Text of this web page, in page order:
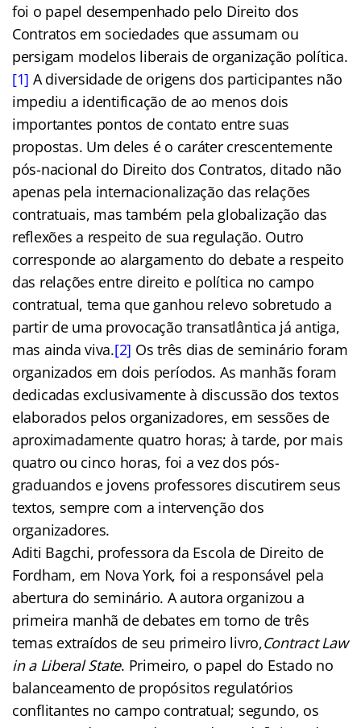
foi o papel desempenhado pelo Direito dos
Contratos em sociedades que assumam ou
persigam modelos liberais de organização política.
[1] A diversidade de origens dos participantes não
impediu a identificação de ao menos dois
importantes pontos de contato entre suas
propostas. Um deles é o caráter crescentemente
pós-nacional do Direito dos Contratos, ditado não
apenas pela internacionalização das relações
contratuais, mas também pela globalização das
reflexões a respeito de sua regulação. Outro
corresponde ao alargamento do debate a respeito
das relações entre direito e política no campo
contratual, tema que ganhou relevo sobretudo a
partir de uma provocação transatlântica já antiga,
mas ainda viva.[2] Os três dias de seminário foram
organizados em dois períodos. As manhãs foram
dedicadas exclusivamente à discussão dos textos
elaborados pelos organizadores, em sessões de
aproximadamente quatro horas; à tarde, por mais
quatro ou cinco horas, foi a vez dos pós-
graduandos e jovens professores discutirem seus
textos, sempre com a intervenção dos
organizadores.
Aditi Bagchi, professora da Escola de Direito de
Fordham, em Nova York, foi a responsável pela
abertura do seminário. A autora organizou a
primeira manhã de debates em torno de três
temas extraídos de seu primeiro livro,Contract Law
in a Liberal State. Primeiro, o papel do Estado no
balanceamento de propósitos regulatórios
conflitantes no campo contratual; segundo, os